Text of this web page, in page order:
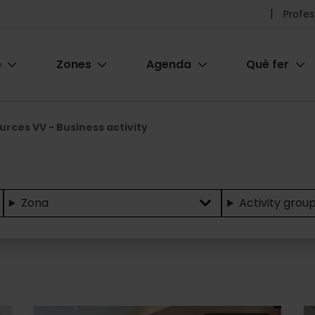
Pre
Zones Agenda Què fer
VV - Business activity
Zona Activity group